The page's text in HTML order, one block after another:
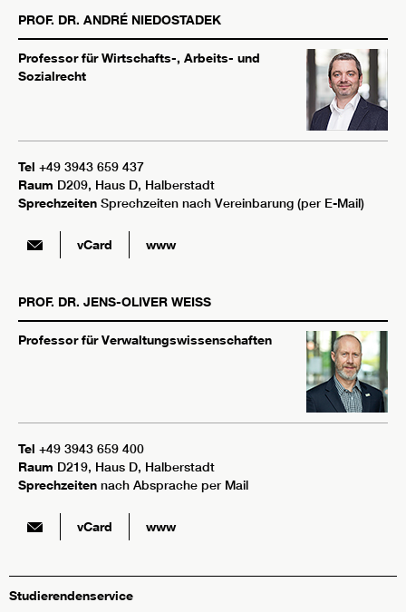
PROF. DR. ANDRÉ NIEDOSTADEK
Professor für Wirtschafts-, Arbeits- und
Sozialrecht
Tel +49 3943 659 437
Raum D209, Haus D, Halberstadt
Sprechzeiten Sprechzeiten nach Vereinbarung (per E-Mail)
vCard www
PROF. DR. JENS-OLIVER WEISS
Professor für Verwaltungswissenschaften
Tel +49 3943 659 400
Raum D219, Haus D, Halberstadt
Sprechzeiten nach Absprache per Mail
vCard www
Studierendenservice